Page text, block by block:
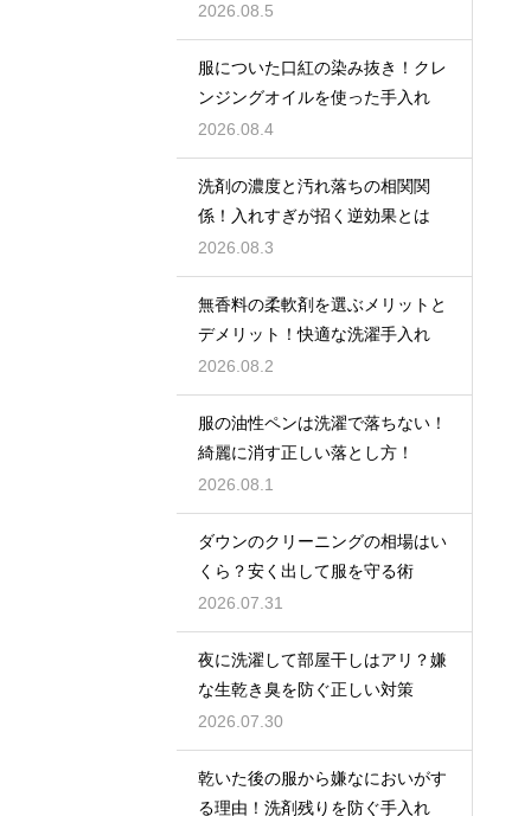
2026.08.5
服についた口紅の染み抜き！クレ
ンジングオイルを使った手入れ
2026.08.4
洗剤の濃度と汚れ落ちの相関関
係！入れすぎが招く逆効果とは
2026.08.3
無香料の柔軟剤を選ぶメリットと
デメリット！快適な洗濯手入れ
2026.08.2
服の油性ペンは洗濯で落ちない！
綺麗に消す正しい落とし方！
2026.08.1
ダウンのクリーニングの相場はい
くら？安く出して服を守る術
2026.07.31
夜に洗濯して部屋干しはアリ？嫌
な生乾き臭を防ぐ正しい対策
2026.07.30
乾いた後の服から嫌なにおいがす
る理由！洗剤残りを防ぐ手入れ